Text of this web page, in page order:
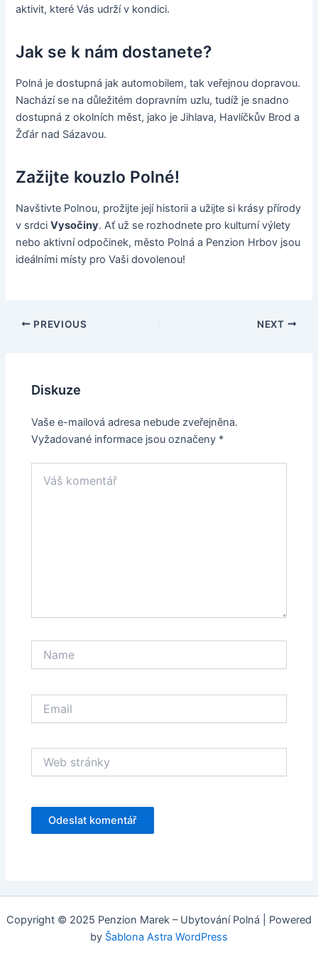
aktivit, které Vás udrží v kondici.
Jak se k nám dostanete?
Polná je dostupná jak automobilem, tak veřejnou dopravou.
Nachází se na důležitém dopravním uzlu, tudíž je snadno
dostupná z okolních měst, jako je Jihlava, Havlíčkův Brod a
Žďár nad Sázavou.
Zažijte kouzlo Polné!
Navštivte Polnou, prožijte její historii a užijte si krásy přírody
v srdciVysočiny. Ať už se rozhodnete pro kulturní výlety
nebo aktivní odpočinek, město Polná a Penzion Hrbov jsou
ideálními místy pro Vaši dovolenou!
Post
PREVIOUS NEXT
Diskuze
Vaše e-mailová adresa nebude zveřejněna.
Vyžadované informace jsou označeny *
komentář
stránky
Copyright © 2025 Penzion Marek – Ubytování Polná | Powered
by Šablona Astra WordPress